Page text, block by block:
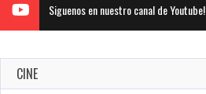
Siguenos en nuestro canal de Youtube!
CINE